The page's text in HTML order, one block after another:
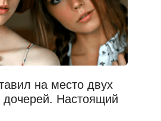
на место двух
дочерей. Настоящий